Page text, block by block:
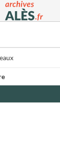
municipales d'Alès